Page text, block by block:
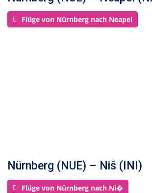
Flüge von Nürnberg nach Neapel
Nürnberg (NUE) – Niš (INI)
Flüge von Nürnberg nach Ni�